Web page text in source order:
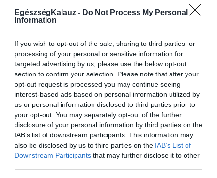
EgészségKalauz - Do Not Process My Personal
Information
If you wish to opt-out of the sale, sharing to third parties, or
processing of your personal or sensitive information for
targeted advertising by us, please use the below opt-out
section to confirm your selection. Please note that after your
opt-out request is processed you may continue seeing
interest-based ads based on personal information utilized by
us or personal information disclosed to third parties prior to
your opt-out. You may separately opt-out of the further
disclosure of your personal information by third parties on the
IAB’s list of downstream participants. This information may
also be disclosed by us to third parties on the IAB’s List of
Downstream Participants that may further disclose it to other
Kezelés
Életmódváltás
Prevenció
Hírek
Videók
Kisállatok egészsége
#allergia#influenza#cukorbetegség
#orvosmeteorológia#vérnyomás#stroke#rákbetegség
#pajzsmirigy #reflux#ekcéma #herpesz
Regisztráció